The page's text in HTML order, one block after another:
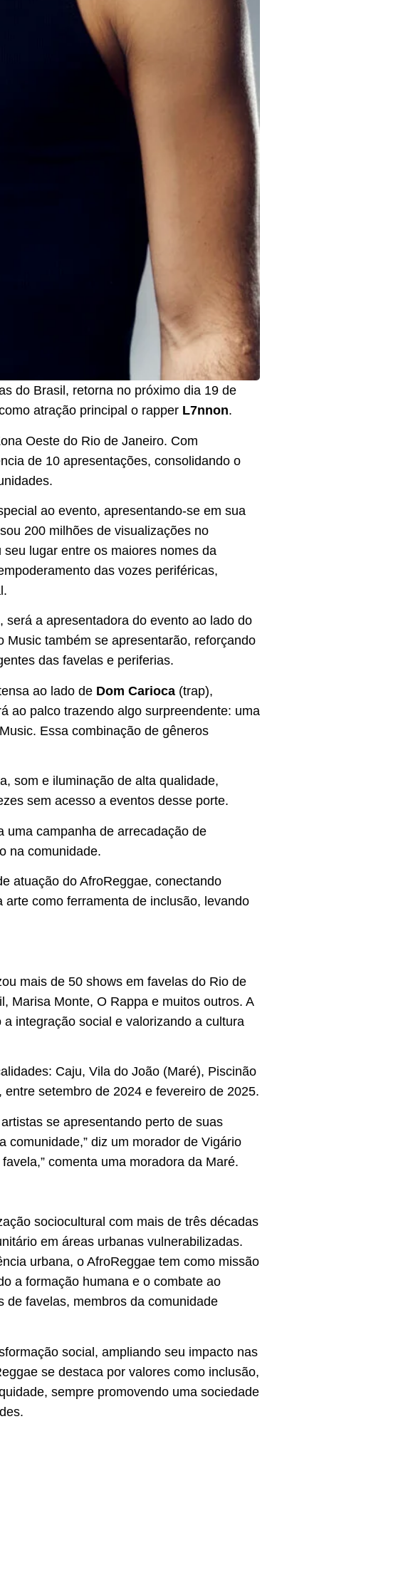
do Brasil, retorna no próximo dia 19 de
atração principal o rapper L7nnon.
Oeste do Rio de Janeiro. Com
de 10 apresentações, consolidando o
ao evento, apresentando-se em sua
200 milhões de visualizações no
seu lugar entre os maiores nomes da
das vozes periféricas,
será a apresentadora do evento ao lado do
Music também se apresentarão, reforçando
das favelas e periferias.
ao lado de Dom Carioca (trap),
ao palco trazendo algo surpreendente: uma
Essa combinação de gêneros
som e iluminação de alta qualidade,
sem acesso a eventos desse porte.
uma campanha de arrecadação de
na comunidade.
atuação do AfroReggae, conectando
como ferramenta de inclusão, levando
mais de 50 shows em favelas do Rio de
Marisa Monte, O Rappa e muitos outros. A
integração social e valorizando a cultura
Caju, Vila do João (Maré), Piscinão
setembro de 2024 e fevereiro de 2025.
se apresentando perto de suas
comunidade,” diz um morador de Vigário
comenta uma moradora da Maré.
sociocultural com mais de três décadas
em áreas urbanas vulnerabilizadas.
urbana, o AfroReggae tem como missão
a formação humana e o combate ao
de favelas, membros da comunidade
social, ampliando seu impacto nas
se destaca por valores como inclusão,
sempre promovendo uma sociedade